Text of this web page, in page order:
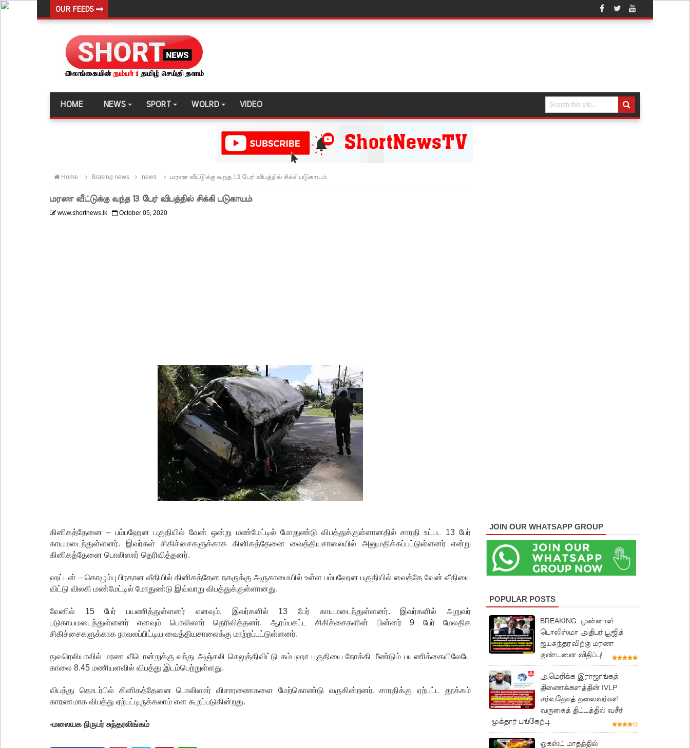
OUR FEEDS
விலங்குகள், தேசிய நீர் வழங்கல் வடிகால் சபை சட்டமூலங்கள் நிறைவேற்றம்!
146 சட்டவிரோத சூதாட்ட இணையதளங்களை முடக்குமாறு உத்தரவு!
பாகுபாடற்ற சேவையே தரமான அறிவியலின் அடித்தளமாகும் - பிரதமர்!
நீர்கொழும்பு சிறை வன்முறை தொடர்பான அறிக்கை ஜனாதிபதியிடம்!
சாகரவின் சர்ச்சை கருத்து தொடர்பில் நீதிமன்றில் விடயங்களை சமர்ப்பித்த பொலிஸார்!
ஹிருணிகாவின் சிறைத் தண்டனைக்கு எதிரான மேல்முறையீட்டு விசாரணை செப்டம்பர் 23 வரை ஒத்திவைப்பு!
HOME NEWS SPORT WOLRD VIDEO
Home Braking news news மரண வீட்டுக்கு வந்த 13 பேர் விபத்தில் சிக்கி படுகாயம்
மரண வீட்டுக்கு வந்த 13 பேர் விபத்தில் சிக்கி படுகாயம்
www.shortnews.lk October 05, 2020
கினிகத்தேனை – பம்பஹேன பகுதியில் வேன் ஒன்று மண்மேட்டில் மோதுண்டு விபத்துக்குள்ளானதில் சாரதி உட்பட 13 பேர்
காயமடைந்துள்ளனர். இவர்கள் சிகிச்சைகளுக்காக கினிகத்தேனை வைத்தியசாலையில் அனுமதிக்கப்பட்டுள்ளனர் என்று
கினிகத்தேனை பொலிஸார் தெரிவித்தனர்.
ஹட்டன் – கொழும்பு பிரதான வீதியில் கினிகத்தேன நகருக்கு அருகாமையில் உள்ள பம்பஹேன பகுதியில் வைத்தே வேன் வீதியை
விட்டு விலகி மண்மேட்டில் மோதுண்டு இவ்வாறு விபத்துக்குள்ளானது.
வேனில் 15 பேர் பயணித்துள்ளனர் எனவும், இவர்களில் 13 பேர் காயமடைந்துள்ளனர். இவர்களில் அறுவர்
படுகாயமடைந்துள்ளனர் எனவும் பொலிஸார் தெரிவித்தனர். ஆரம்பகட்ட சிகிச்சைகளின் பின்னர் 9 பேர் மேலதிக
சிகிச்சைகளுக்காக நாவலப்பிட்டிய வைத்தியசாலைக்கு மாற்றப்பட்டுள்ளனர்.
நுவரெலியாவில் மரண வீடொன்றுக்கு வந்து அஞ்சலி செலுத்திவிட்டு கம்பஹா பகுதியை நோக்கி மீண்டும் பயணிக்கையிலேயே
காலை 8.45 மணியளவில் விபத்து இடம்பெற்றுள்ளது.
விபத்து தொடர்பில் கினிகத்தேனை பொலிஸார் விசாரணைகளை மேற்கொண்டு வருகின்றனர். சாரதிக்கு ஏற்பட்ட தூக்கம்
காரணமாக விபத்து ஏற்பட்டிருக்கலாம் என கூறப்படுகின்றது.
-மலையக நிருபர் சுந்தரலிங்கம்
JOIN OUR WHATSAPP GROUP
POPULAR POSTS
BREAKING: முன்னாள்
பொலிஸ்மா அதிபர் பூஜித்
ஜயசுந்தரவிற்கு மரண
தண்டனை விதிப்பு!
அமெரிக்க இராஜாங்கத்
திணைக்களத்தின் IVLP
சர்வதேசத் தலைவர்கள்
வருகைத் திட்டத்தில் வசீர்
முக்தார் பங்கேற்பு.
ஓகஸ்ட் மாதத்தில்